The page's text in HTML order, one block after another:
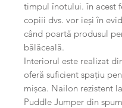
timpul înotului. în acest
copiii dvs. vor ieși în
când poartă produsul
bălăceală.
Interiorul este realizat
oferă suficient spațiu
mișca. Nailon rezistent
Puddle Jumper din